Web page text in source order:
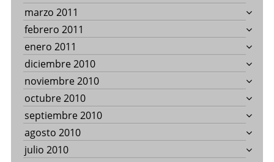
marzo 2011
febrero 2011
enero 2011
diciembre 2010
noviembre 2010
octubre 2010
septiembre 2010
agosto 2010
julio 2010